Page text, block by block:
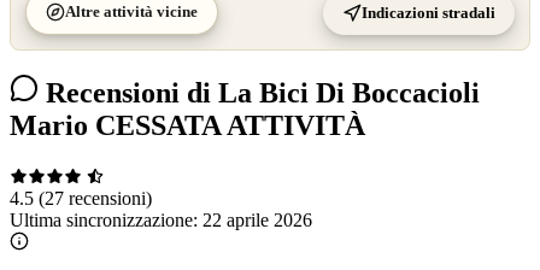
Altre attività vicine Indicazioni stradali
Recensioni di La Bici Di Boccacioli
Mario CESSATA ATTIVITÀ
4.5 (27 recensioni)
Ultima sincronizzazione: 22 aprile 2026